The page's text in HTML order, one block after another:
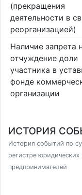
(прекращения
деятельности в
реорганизацией)
Наличие запрета
отчуждение доли
участника в
фонде
организации
ИСТОРИЯ
История событий по
регистре
предпринимателей